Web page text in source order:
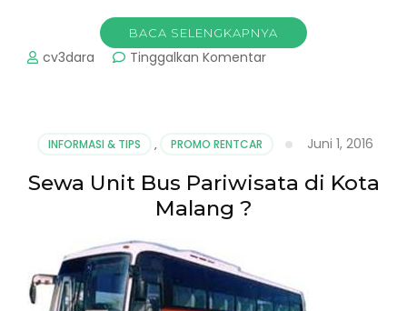
BACA SELENGKAPNYA
cv3dara Tinggalkan Komentarpada
Bus
Pariwisata
?
INFORMASI & TIPS , PROMO RENTCAR Juni 1, 2016
Sewa Unit Bus Pariwisata di Kota
Malang ?